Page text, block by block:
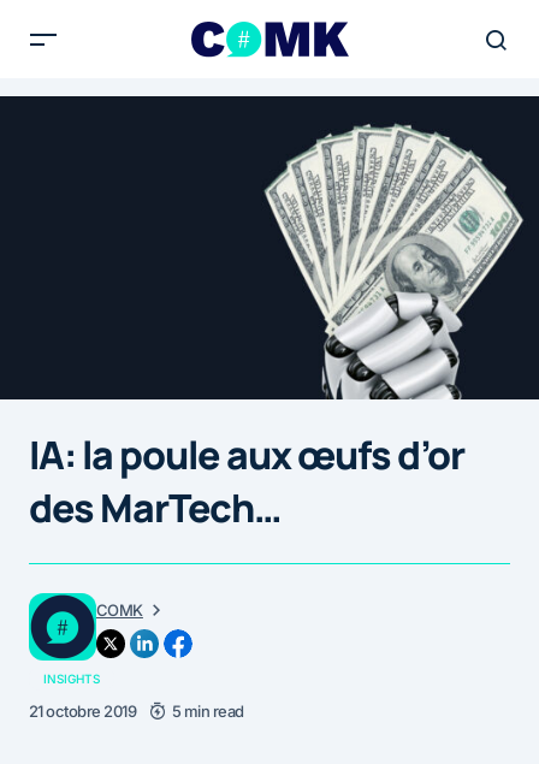
IA: la poule aux œufs d’or
des MarTech…
COMK
INSIGHTS
21 octobre 2019 5 min read